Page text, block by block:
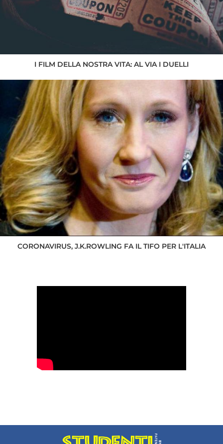
I FILM DELLA NOSTRA VITA: AL VIA I DUELLI
CORONAVIRUS, J.K.ROWLING FA IL TIFO PER L'ITALIA